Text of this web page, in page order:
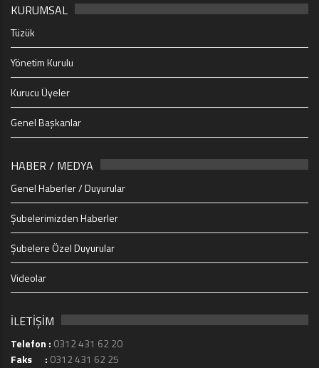
KURUMSAL
Tüzük
Yönetim Kurulu
Kurucu Üyeler
Genel Başkanlar
HABER / MEDYA
Genel Haberler / Duyurular
Şubelerimizden Haberler
Şubelere Özel Duyurular
Videolar
İLETİŞİM
Telefon : 0312 431 62 20
Faks : 0312 431 62 25